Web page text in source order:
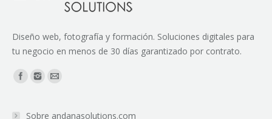
Diseño web, fotografía y formación. Soluciones digitales para
tu negocio en menos de 30 días garantizado por contrato.
Encuéntranos en:
Sobre andanasolutions.com